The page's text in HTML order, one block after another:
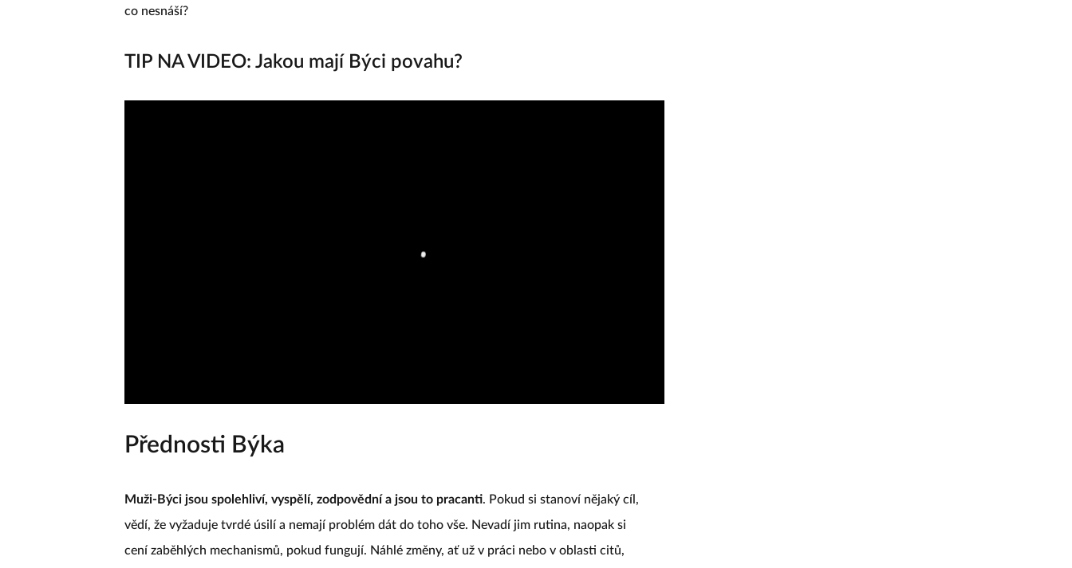
co nesnáší?
TIP NA VIDEO: Jakou mají Býci povahu?
Přednosti Býka
Muži-Býci jsou spolehliví, vyspělí, zodpovědní a jsou to pracanti. Pokud si stanoví nějaký cíl,
vědí, že vyžaduje tvrdé úsilí a nemají problém dát do toho vše. Nevadí jim rutina, naopak si
cení zaběhlých mechanismů, pokud fungují. Náhlé změny, ať už v práci nebo v oblasti citů,